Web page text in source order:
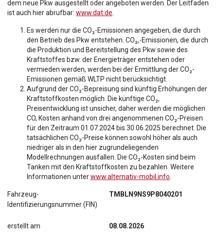
dem neue Pkw ausgestellt oder angeboten werden. Der Leitfaden
ist auch hier abrufbar: www.dat.de.
Es werden nur die CO₂-Emissionen angegeben, die durch
den Betrieb des Pkw entstehen. CO₂,-Emissionen, die durch
die Produktion und Bereitstellung des Pkw sowie des
Kraftstoffes bzw. der Energieträger entstehen oder
vermieden werden, werden bei der Ermittlung der CO₂-
Emissionen gemäß WLTP nicht berücksichtigt.
Aufgrund der CO₂-Bepreisung sind künftig Erhöhungen der
Kraftstoffkosten möglich. Die künftige CO₂,
Preisentwicklung ist unsicher, daher werden die möglichen
CO, Kosten anhand von drei angenommenen CO₂-Preisen
für den Zeitraum 01.07.2024 bis 30.06.2025 berechnet. Die
tatsächlichen CO₂-Preise können sowohl höher als auch
niedriger als in den hier zugrundeliegenden
Modellrechnungen ausfallen. Die CO₂-Kosten sind beim
Tanken mit den Kraftstoffkosten zu bezahlen. Weitere
Informationen unterwww.alternativ-mobil.info.
Fahrzeug-
Identifizierungsnummer (FIN)
TMBLN9NS9P8040201
erstellt am 08.08.2026